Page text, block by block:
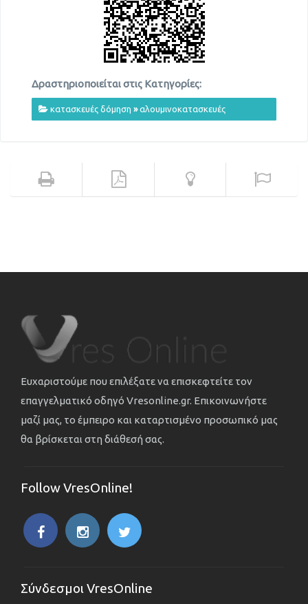
Δραστηριοποιείται στις Κατηγορίες:
κατασκευές δόμηση »αλουμινοκατασκευές
Ευχαριστούμε που επιλέξατε να επισκεφτείτε τον
επαγγελματικό οδηγό Vresonline.gr. Επικοινωνήστε
μαζί μας, το έμπειρο και καταρτισμένο προσωπικό μας
θα βρίσκεται στη διάθεσή σας.
Follow VresOnline!
Σύνδεσμοι VresOnline